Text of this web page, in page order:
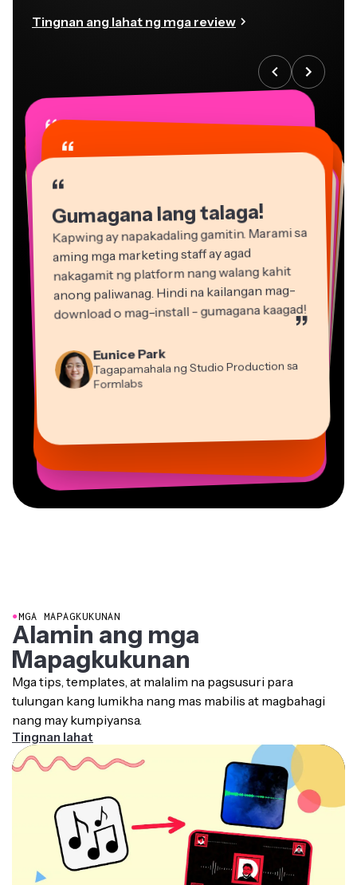
“
Gumagana lang talaga!
Kapwing ay napakadaling gamitin. Marami sa
aming mga marketing staff ay agad
nakagamit ng platform nang walang kahit
anong paliwanag. Hindi na kailangan mag-
download o mag-install - gumagana kaagad!”
Tagapamahala ng Studio Production sa
Formlabs
“
“
AuthentIQMarketing.com
“
Panos Papagapiou
Kasamang Tagapamahala sa EPATHLON
“
“
Gracie Peng
Direktor ng Nilalaman
“
Editor ng Video
“
Natasha Ball
“
Mitch Rawlings
“
Dina Segovia
Virtual Manggagawa sa Freelance
Alamin ang mga
Mapagkukunan
Mga tips, templates, at malalim na pagsusuri para
tulungan kang lumikha nang mas mabilis at magbahagi
nang may kumpiyansa.
Tingnan lahat